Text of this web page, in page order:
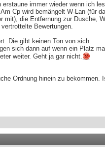
immer wieder wenn ich
Cp wird bemängelt W-Lan
mit), die Entfernung zur
Bewertungen.
Die gibt keinen Ton von sich.
sich dann auf wenn ein Platz
weiter. Geht ja gar nicht.
Ordnung hinein zu